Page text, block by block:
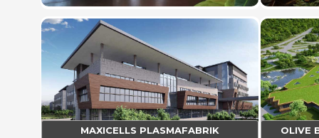
MAXICELLS PLASMAFABRIK
OLIVE